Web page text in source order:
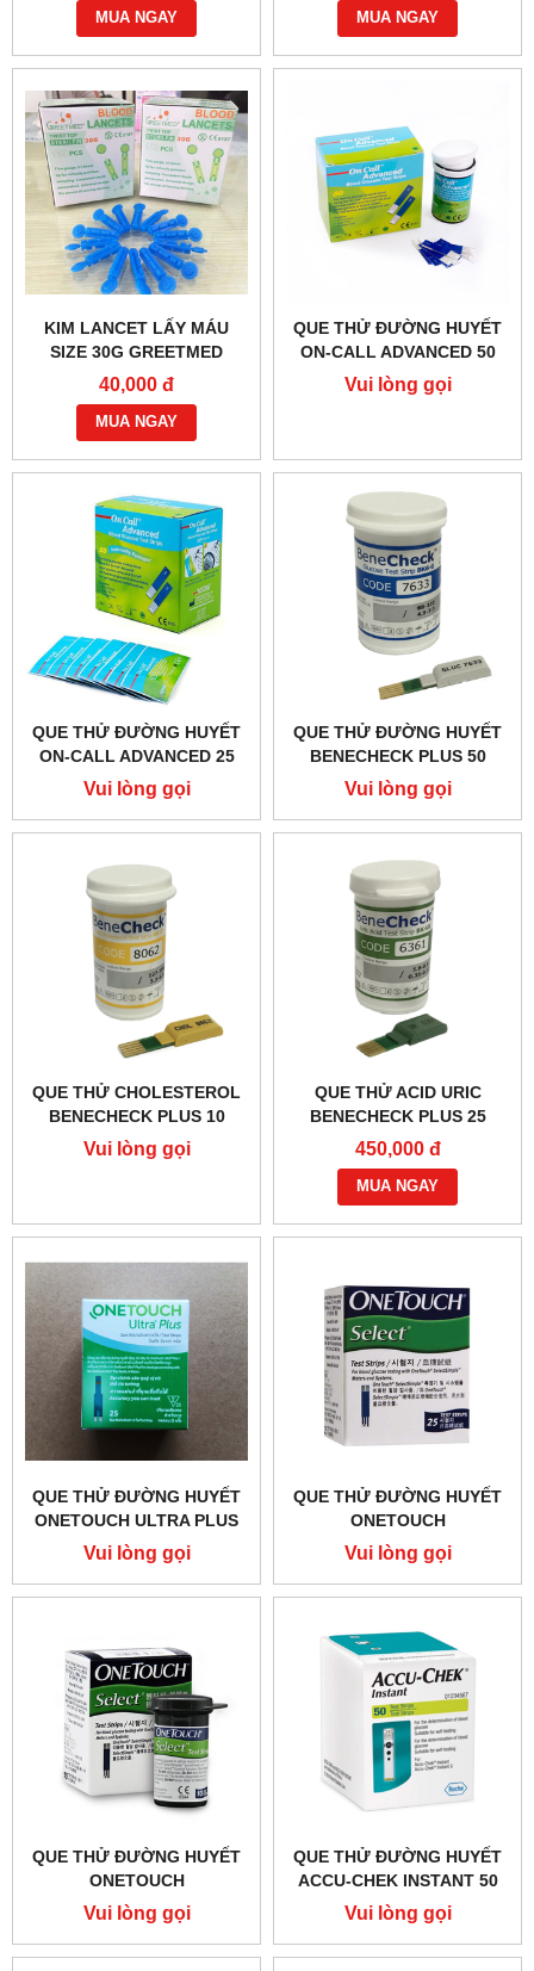
MUA NGAY MUA NGAY
KIM LANCET LẤY MÁU
SIZE 30G GREETMED
40,000 đ
MUA NGAY
QUE THỬ ĐƯỜNG HUYẾT
ON-CALL ADVANCED 50
Vui lòng gọi
QUE THỬ ĐƯỜNG HUYẾT
ON-CALL ADVANCED 25
Vui lòng gọi
QUE THỬ ĐƯỜNG HUYẾT
BENECHECK PLUS 50
Vui lòng gọi
QUE THỬ CHOLESTEROL
BENECHECK PLUS 10
Vui lòng gọi
QUE THỬ ACID URIC
BENECHECK PLUS 25
450,000 đ
MUA NGAY
QUE THỬ ĐƯỜNG HUYẾT
ONETOUCH ULTRA PLUS
25
Vui lòng gọi
QUE THỬ ĐƯỜNG HUYẾT
ONETOUCH
SELECTSIMPLE 25
Vui lòng gọi
QUE THỬ ĐƯỜNG HUYẾT
ONETOUCH
SELECTSIMPLE 10
Vui lòng gọi
QUE THỬ ĐƯỜNG HUYẾT
ACCU-CHEK INSTANT 50
Vui lòng gọi